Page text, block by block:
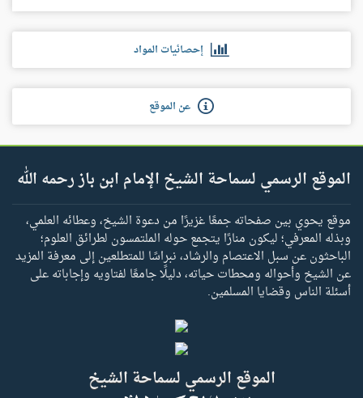
إحصائيات المواد
عن الموقع
الموقع الرسمي لسماحة الشيخ الإمام ابن باز رحمه الله
موقع يحوي بين صفحاته جمعًا غزيرًا من دعوة الشيخ، وعطائه العلمي،
وبذله المعرفي؛ ليكون منارًا يتجمع حوله الملتمسون لطرائق العلوم؛
الباحثون عن سبل الاعتصام والرشاد، نبراسًا للمتطلعين إلى معرفة المزيد
عن الشيخ وأحواله ومحطات حياته، دليلًا جامعًا لفتاويه وإجاباته على
أسئلة الناس وقضايا المسلمين.
الموقع الرسمي لسماحة الشيخ